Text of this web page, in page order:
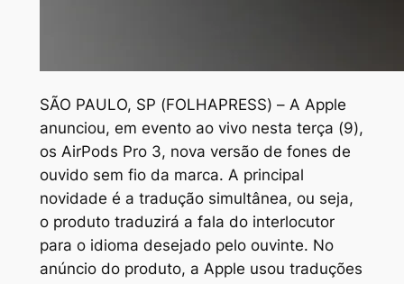
SÃO PAULO, SP (FOLHAPRESS) – A Apple
anunciou, em evento ao vivo nesta terça (9),
os AirPods Pro 3, nova versão de fones de
ouvido sem fio da marca. A principal
novidade é a tradução simultânea, ou seja,
o produto traduzirá a fala do interlocutor
para o idioma desejado pelo ouvinte. No
anúncio do produto, a Apple usou traduções